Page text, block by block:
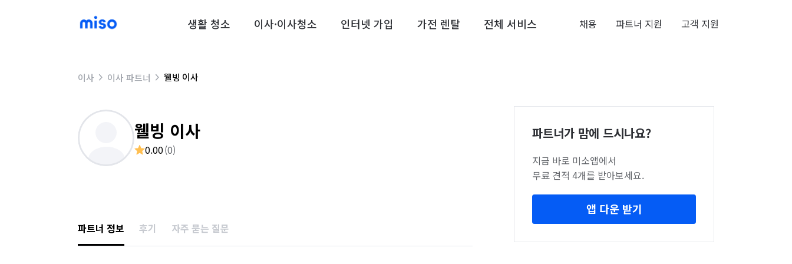
생활 청소 이사·이사청소 인터넷 가입 가전 렌탈 전체 서비스 채용 파트너 지원 고객 지원
이사 이사 파트너 웰빙 이사
웰빙 이사
0.00(0)
파트너 정보 후기 자주 묻는 질문
파트너가 맘에 드시나요?
지금 바로 미소앱에서
무료 견적 4개를 받아보세요.
앱 다운 받기